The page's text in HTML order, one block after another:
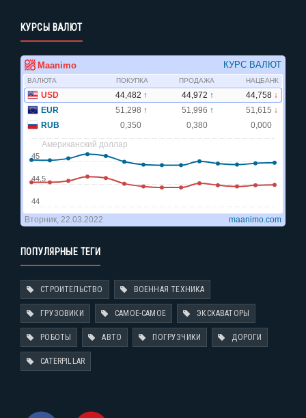
КУРСЫ ВАЛЮТ
ПОПУЛЯРНЫЕ ТЕГИ
СТРОИТЕЛЬСТВО ВОЕННАЯ ТЕХНИКА
ГРУЗОВИКИ САМОЕ-САМОЕ ЭКСКАВАТОРЫ
РОБОТЫ АВТО ПОГРУЗЧИКИ ДОРОГИ
CATERPILLAR